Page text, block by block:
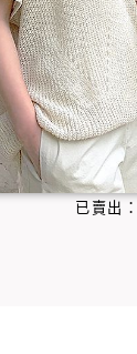
已賣出：